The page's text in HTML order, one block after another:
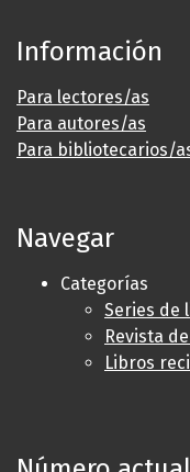
Información
Para lectores/as
Para autores/as
Para bibliotecarios/
Navegar
Categorías
Series de
Revista
Libros